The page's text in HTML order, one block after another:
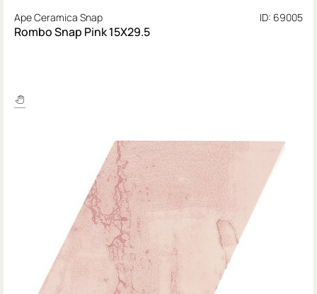
Ape Ceramica Snap ID: 69005
Rombo Snap Pink 15X29.5